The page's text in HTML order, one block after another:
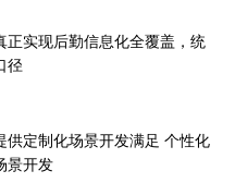
正实现后勤信息化全覆盖，统
径
供定制化场景开发满足 个性化
景开发